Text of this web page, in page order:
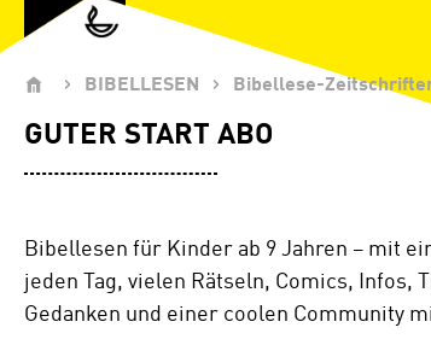
BIBELLESEN Bibellese-
GUTER START ABO
Bibellesen für Kinder ab 9 Jahren – mit
jeden Tag, vielen Rätseln, Comics, Infos,
Gedanken und einer coolen Community